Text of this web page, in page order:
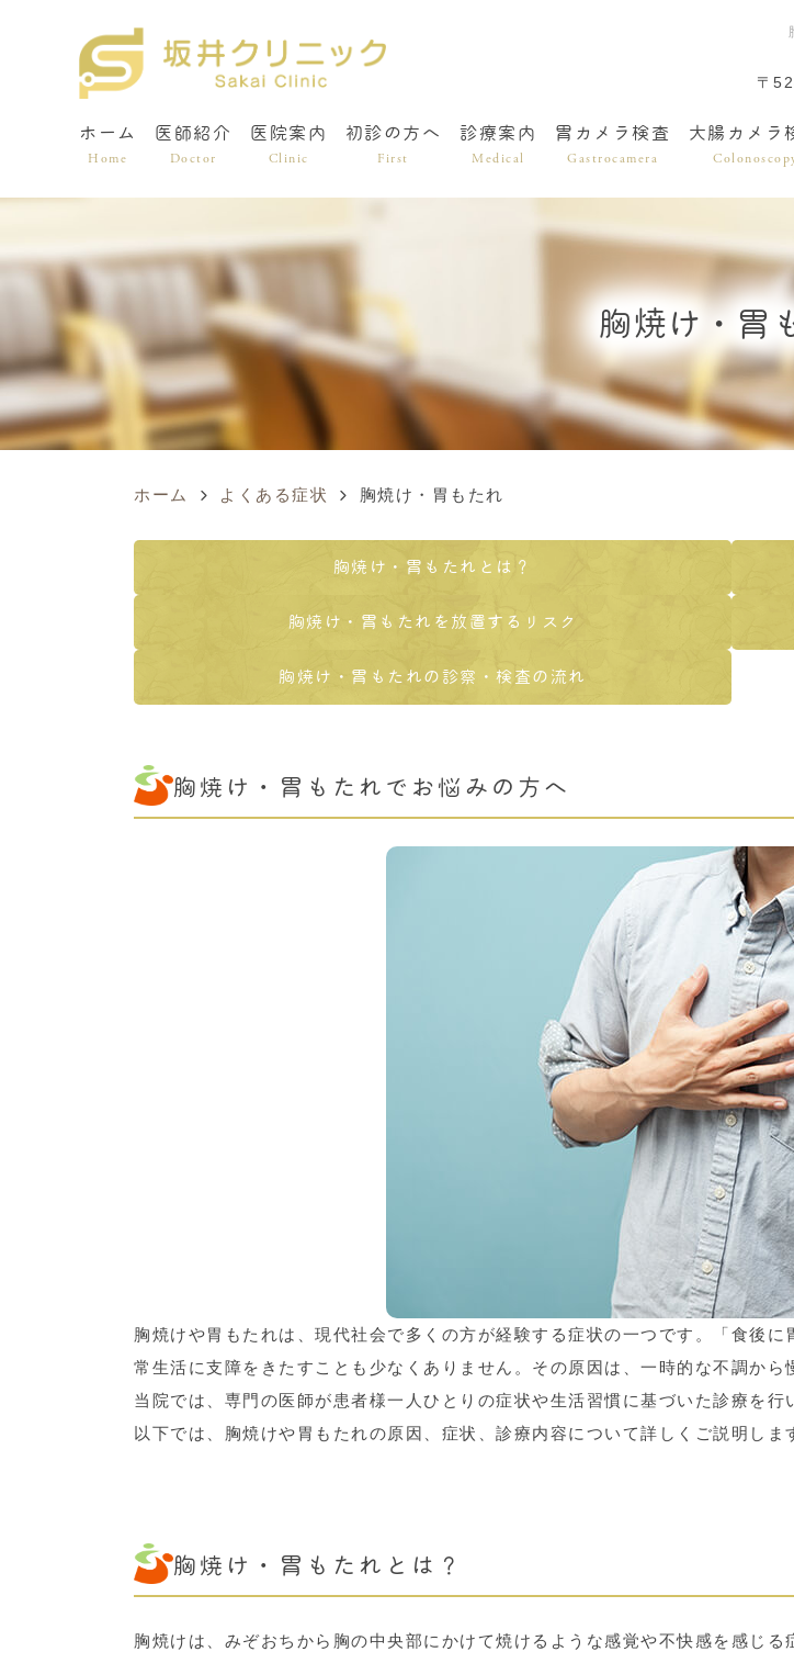
〒
ホーム
Home
医師紹介
Doctor
医院案内
Clinic
初診の方へ
First
診療案内
Medical
胃カメラ検査
Gastrocamera
大腸カメラ
胸焼け・胃
ホーム よくある症状 胸焼け・胃もたれ
胸焼け・胃もたれとは？
胸焼け・胃もたれを放置するリスク
胸焼け・胃もたれの診察・検査の流れ
胸焼け・胃もたれでお悩みの方へ
胸焼けや胃もたれは、現代社会で多くの方が経験する症状の一つです。「食後
常生活に支障をきたすことも少なくありません。その原因は、一時的な不調か
当院では、専門の医師が患者様一人ひとりの症状や生活習慣に基づいた診療を行
以下では、胸焼けや胃もたれの原因、症状、診療内容について詳しくご説明しま
胸焼け・胃もたれとは？
胸焼けは、みぞおちから胸の中央部にかけて焼けるような感覚や不快感を感じ